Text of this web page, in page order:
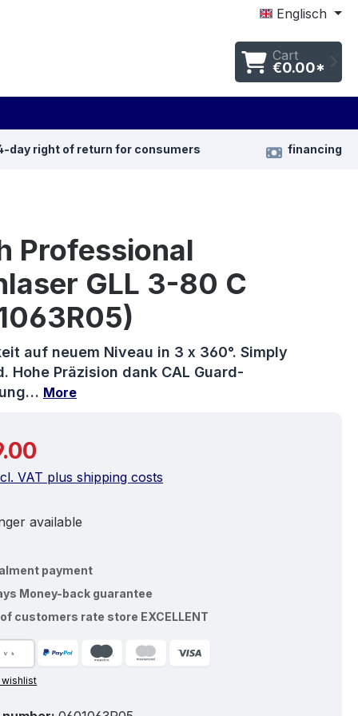
Englisch
Cart
€0.00*
day right of return for consumers financing
Professional
GLL 3-80 C
auf neuem Niveau in 3 x 360°. Simply
Hohe Präzision dank CAL Guard-
More
VAT plus shipping costs
available
payment
Money-back guarantee
customers rate store EXCELLENT